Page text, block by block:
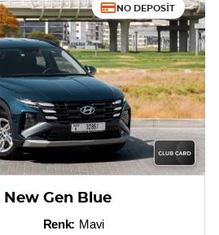
NO DEPOSIT
Gen Blue
Renk: Mavi